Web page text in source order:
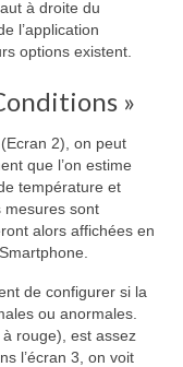
à droite du
l’application
options existent.
»
2), on peut
que l’on estime
température et
mesures sont
alors affichées en
de configurer si la
ou anormales.
rouge), est assez
l’écran 3, on voit